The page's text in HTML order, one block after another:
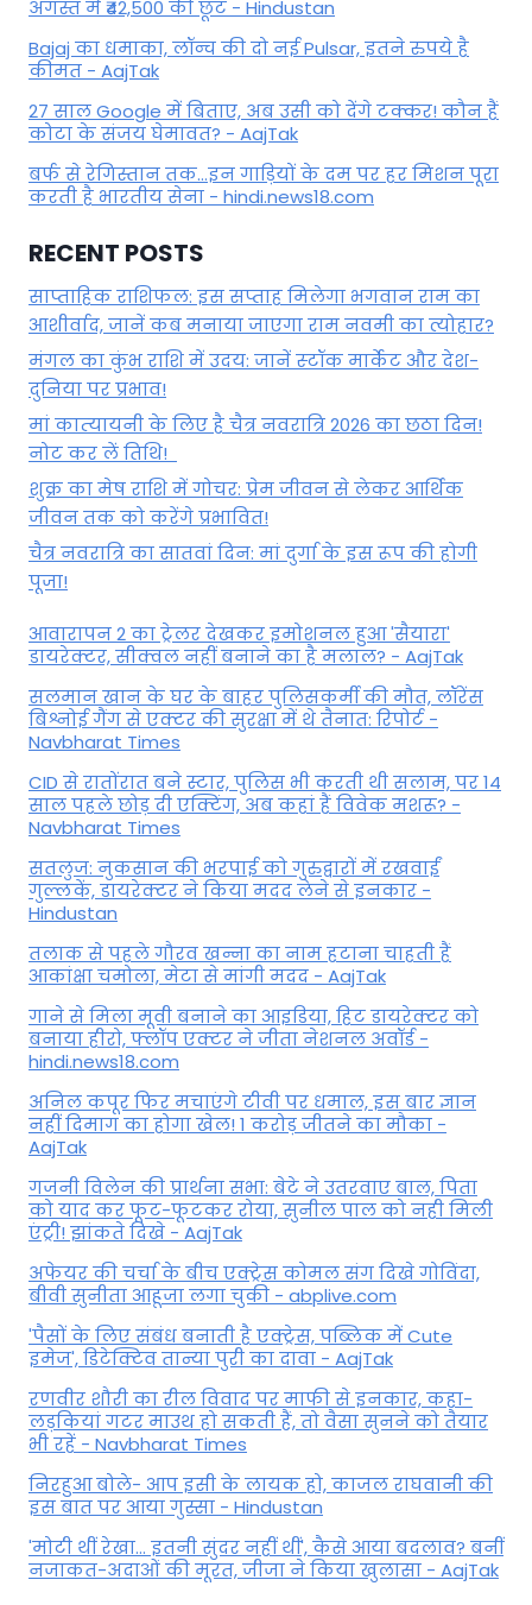
अगस्त में ₹42,500 की छूट - Hindustan
Bajaj का धमाका, लॉन्च की दो नई Pulsar, इतने रुपये है
कीमत - AajTak
27 साल Google में बिताए, अब उसी को देंगे टक्कर! कौन हैं
कोटा के संजय घेमावत? - AajTak
बर्फ से रेगिस्तान तक...इन गाड़ियों के दम पर हर मिशन पूरा
करती है भारतीय सेना - hindi.news18.com
RECENT POSTS
साप्ताहिक राशिफल: इस सप्ताह मिलेगा भगवान राम का
आशीर्वाद, जानें कब मनाया जाएगा राम नवमी का त्योहार?
मंगल का कुंभ राशि में उदय: जानें स्‍टॉक मार्केट और देश-
दुनिया पर प्रभाव!
मां कात्‍यायनी के लिए है चैत्र नवरात्रि 2026 का छठा दिन!
नोट कर लें तिथि!
शुक्र का मेष राशि में गोचर: प्रेम जीवन से लेकर आर्थिक
जीवन तक को करेंगे प्रभावित!
चैत्र नवरात्रि का सातवां दिन: मां दुर्गा के इस रूप की होगी
पूजा!
आवारापन 2 का ट्रेलर देखकर इमोशनल हुआ 'सैयारा'
डायरेक्टर, सीक्वल नहीं बनाने का है मलाल? - AajTak
सलमान खान के घर के बाहर पुलिसकर्मी की मौत, लॉरेंस
बिश्नोई गैंग से एक्टर की सुरक्षा में थे तैनात: रिपोर्ट -
Navbharat Times
CID से रातोंरात बने स्टार, पुलिस भी करती थी सलाम, पर 14
साल पहले छोड़ दी एक्टिंग, अब कहां हैं विवेक मशरू? -
Navbharat Times
सतलुज: नुकसान की भरपाई को गुरुद्वारों में रखवाईं
गुल्लकें, डायरेक्टर ने किया मदद लेने से इनकार -
Hindustan
तलाक से पहले गौरव खन्ना का नाम हटाना चाहती हैं
आकांक्षा चमोला, मेटा से मांगी मदद - AajTak
गाने से मिला मूवी बनाने का आइडिया, हिट डायरेक्टर को
बनाया हीरो, फ्लॉप एक्टर ने जीता नेशनल अवॉर्ड -
hindi.news18.com
अनिल कपूर फिर मचाएंगे टीवी पर धमाल, इस बार ज्ञान
नहीं दिमाग का होगा खेल! 1 करोड़ जीतने का मौका -
AajTak
गजनी विलेन की प्रार्थना सभा: बेटे ने उतरवाए बाल, पिता
को याद कर फूट-फूटकर रोया, सुनील पाल को नही मिली
एंट्री! झांकते दिखे - AajTak
अफेयर की चर्चा के बीच एक्ट्रेस कोमल संग दिखे गोविंदा,
बीवी सुनीता आहूजा लगा चुकी - abplive.com
'पैसों के लिए संबंध बनाती है एक्ट्रेस, पब्लिक में Cute
इमेज', डिटेक्टिव तान्या पुरी का दावा - AajTak
रणवीर शौरी का रील विवाद पर माफी से इनकार, कहा-
लड़कियां गटर माउथ हो सकती हैं, तो वैसा सुनने को तैयार
भी रहें - Navbharat Times
निरहुआ बोले- आप इसी के लायक हो, काजल राघवानी की
इस बात पर आया गुस्सा - Hindustan
'मोटी थीं रेखा... इतनी सुंदर नहीं थीं', कैसे आया बदलाव? बनीं
नजाकत-अदाओं की मूरत, जीजा ने किया खुलासा - AajTak